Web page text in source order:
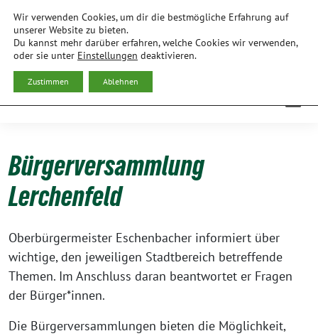
zum
Inhalt
BÜNDNIS 90/DIE GRÜNEN
ORTSVERBAND FREISING
Bürgerversammlung
Lerchenfeld
Ober­bür­ger­meis­ter Eschen­ba­cher infor­miert über
wich­ti­ge, den jewei­li­gen Stadt­be­reich betref­fen­de
The­men. Im Anschluss dar­an beant­wor­tet er Fra­gen
der Bürger*innen.
Die Bür­ger­ver­samm­lun­gen bie­ten die Mög­lich­keit,
Wir verwenden Cookies, um dir die bestmögliche Erfahrung auf
unserer Website zu bieten.
Du kannst mehr darüber erfahren, welche Cookies wir verwenden,
oder sie unter Einstellungen deaktivieren.
Zustimmen Ablehnen